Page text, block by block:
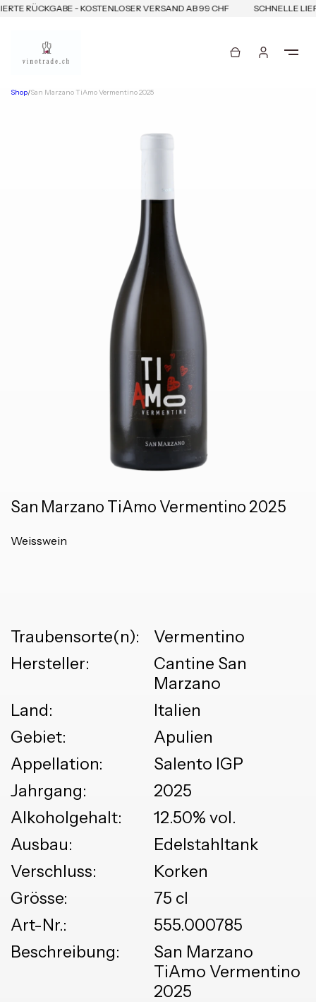
RÜCKGABE - KOSTENLOSER VERSAND AB 99 CHF SCHNELLE
Shop/San Marzano TiAmo Vermentino 2025
San Marzano TiAmo Vermentino 2025
Weisswein
Traubensorte(n):
Vermentino
Hersteller:
Cantine San
Marzano
Land:
Italien
Gebiet:
Apulien
Appellation:
Salento IGP
Jahrgang:
2025
Alkoholgehalt:
12.50% vol.
Ausbau:
Edelstahltank
Verschluss:
Korken
Grösse:
75 cl
Art-Nr.:
555.000785
Beschreibung:
San Marzano
TiAmo Vermentino
2025